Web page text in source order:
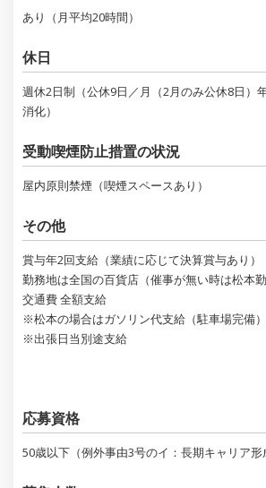
あり（月平均20時間）
休日
週休2日制（公休9日／月（2月のみ公休8日）
消化）
受動喫煙防止措置の状況
屋内原則禁煙（喫煙スペースあり）
その他
賞与年2回支給（業績に応じて決算賞与あり）
勤務地は全国の百貨店（催事が無い時は松本勤
交通費 全額支給
※松本の場合はガソリン代支給（駐車場完備）
※出張日当別途支給
応募資格
50歳以下（例外事由3号のイ：長期キャリア形